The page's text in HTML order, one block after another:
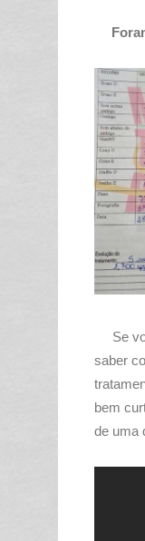
Se
saber
bem
de uma